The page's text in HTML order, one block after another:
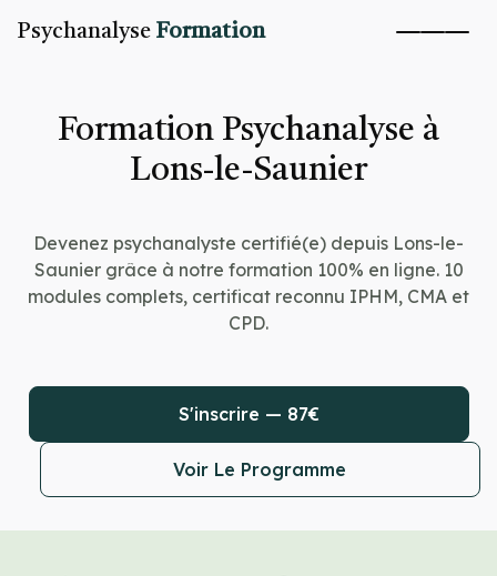
Psychanalyse Formation
Formation Psychanalyse à
Lons-le-Saunier
Devenez psychanalyste certifié(e) depuis Lons-le-
Saunier grâce à notre formation 100% en ligne. 10
modules complets, certificat reconnu IPHM, CMA et
CPD.
S'inscrire — 87€
Voir Le Programme